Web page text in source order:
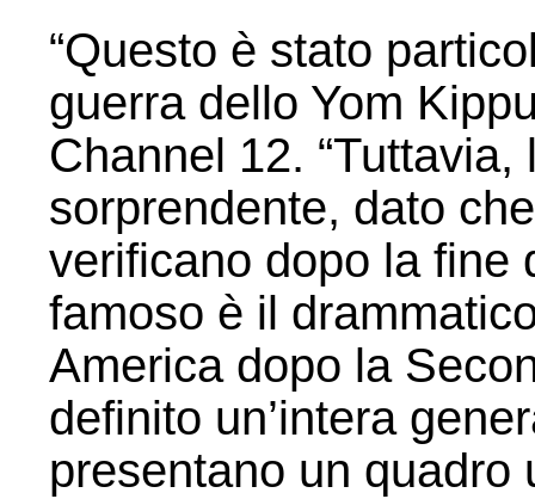
“Questo è stato
guerra dello Yom
Channel 12. “Tuttavia,
sorprendente, dato
verificano dopo la fine
famoso è il
America dopo la
definito un’intera
presentano un quadro